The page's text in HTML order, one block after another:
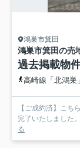
鴻巣市箕田
鴻巣市箕田の売
過去掲載物
高崎線「北鴻巣
【ご成約済】こち
完了いたしました
る